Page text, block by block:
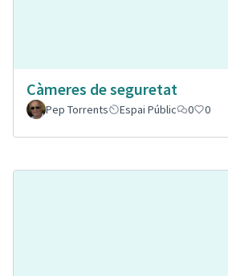
Càmeres de seguretat
Pep Torrents
Espai Públic 0 0